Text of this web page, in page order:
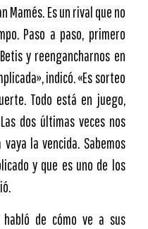
Mamés. Es un rival que no
Paso a paso, primero
y reengancharnos en
indicó. «Es sorteo
Todo está en juego,
dos últimas veces nos
la vencida. Sabemos
y que es uno de los
de cómo ve a sus